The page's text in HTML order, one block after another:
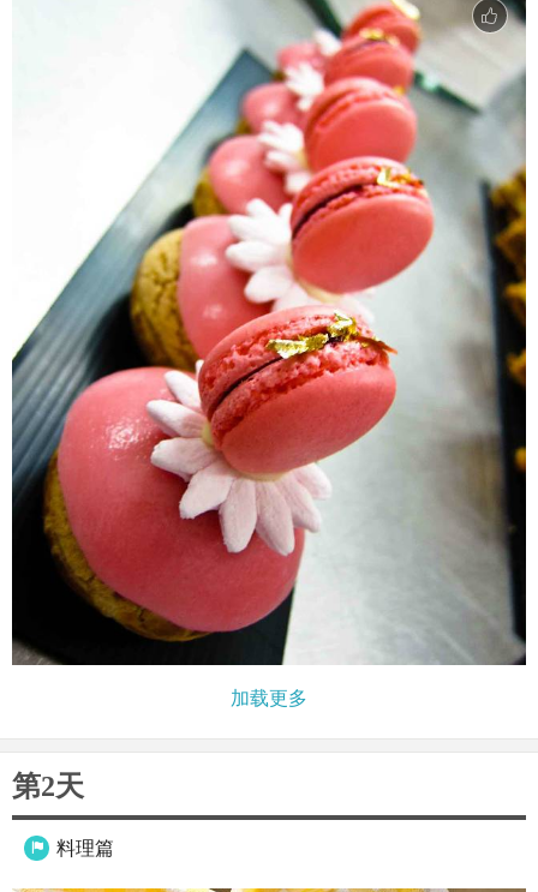
加载更多
第2天
 料理篇